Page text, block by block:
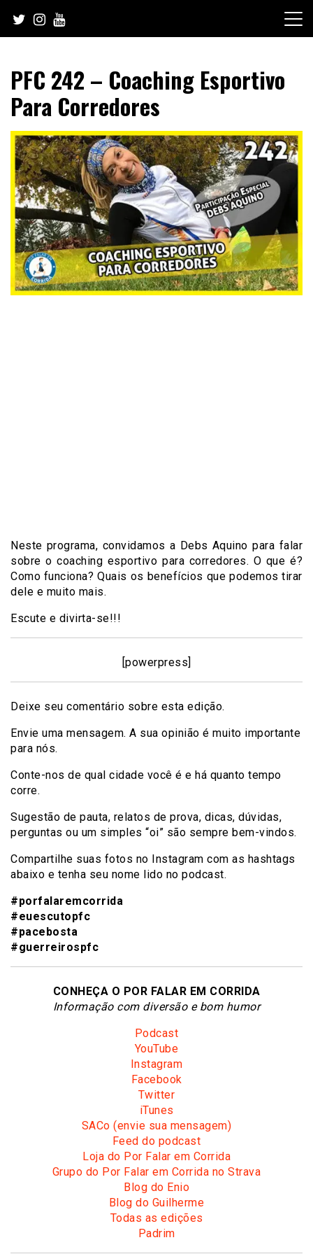
content
PFC 242 – Coaching Esportivo
Para Corredores
Neste programa, convidamos a Debs Aquino para falar
sobre o coaching esportivo para corredores. O que é?
Como funciona? Quais os benefícios que podemos tirar
dele e muito mais.
Escute e divirta-se!!!
[powerpress]
Deixe seu comentário sobre esta edição.
Envie uma mensagem. A sua opinião é muito importante
para nós.
Conte-nos de qual cidade você é e há quanto tempo
corre.
Sugestão de pauta, relatos de prova, dicas, dúvidas,
perguntas ou um simples “oi” são sempre bem-vindos.
Compartilhe suas fotos no Instagram com as hashtags
abaixo e tenha seu nome lido no podcast.
#porfalaremcorrida
#euescutopfc
#pacebosta
#guerreirospfc
CONHEÇA O POR FALAR EM CORRIDA
Informação com diversão e bom humor
Podcast
YouTube
Instagram
Facebook
Twitter
iTunes
SACo (envie sua mensagem)
Feed do podcast
Loja do Por Falar em Corrida
Grupo do Por Falar em Corrida no Strava
Blog do Enio
Blog do Guilherme
Todas as edições
Padrim